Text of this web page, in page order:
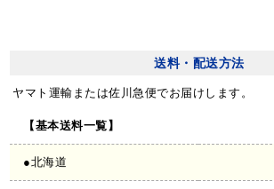
送料・配送方法
ヤマト運輸または佐川急便でお届けします。
【基本送料一覧】
●北海道